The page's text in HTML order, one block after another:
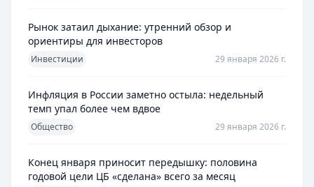
Рынок затаил дыхание: утренний обзор и
ориентиры для инвесторов
Инвестиции 29 января 2026 г.
Инфляция в России заметно остыла: недельный
темп упал более чем вдвое
Общество 29 января 2026 г.
Конец января приносит передышку: половина
годовой цели ЦБ «сделана» всего за месяц